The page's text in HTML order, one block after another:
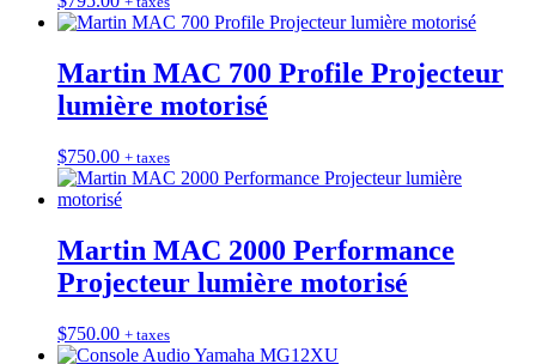
Martin MAC 700 Profile Projecteur
lumière motorisé
$750.00 + taxes
Martin MAC 2000 Performance
Projecteur lumière motorisé
$750.00 + taxes